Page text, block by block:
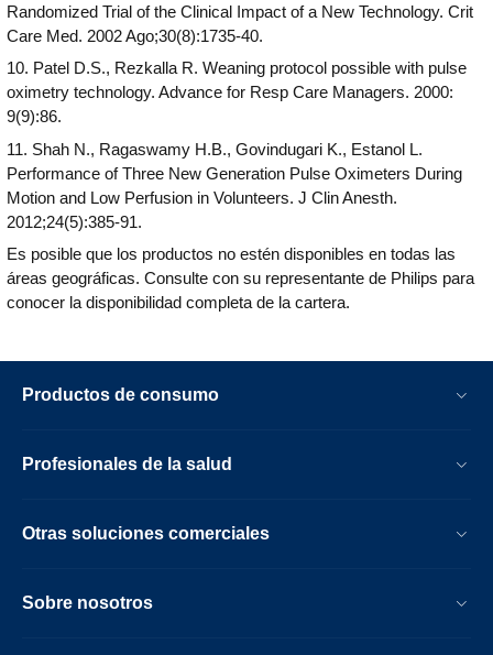
Randomized Trial of the Clinical Impact of a New Technology. Crit
Care Med. 2002 Ago;30(8):1735-40.
10. Patel D.S., Rezkalla R. Weaning protocol possible with pulse
oximetry technology. Advance for Resp Care Managers. 2000:
9(9):86.
11. Shah N., Ragaswamy H.B., Govindugari K., Estanol L.
Performance of Three New Generation Pulse Oximeters During
Motion and Low Perfusion in Volunteers. J Clin Anesth.
2012;24(5):385-91.
Es posible que los productos no estén disponibles en todas las
áreas geográficas. Consulte con su representante de Philips para
conocer la disponibilidad completa de la cartera.
Productos de consumo
Profesionales de la salud
Otras soluciones comerciales
Sobre nosotros